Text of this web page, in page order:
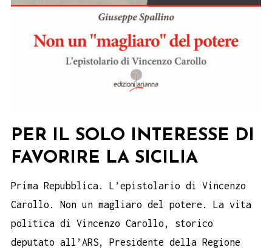
PER IL SOLO INTERESSE DI
FAVORIRE LA SICILIA
Prima Repubblica. L’epistolario di Vincenzo
Carollo. Non un magliaro del potere. La vita
politica di Vincenzo Carollo, storico
deputato all’ARS, Presidente della Regione